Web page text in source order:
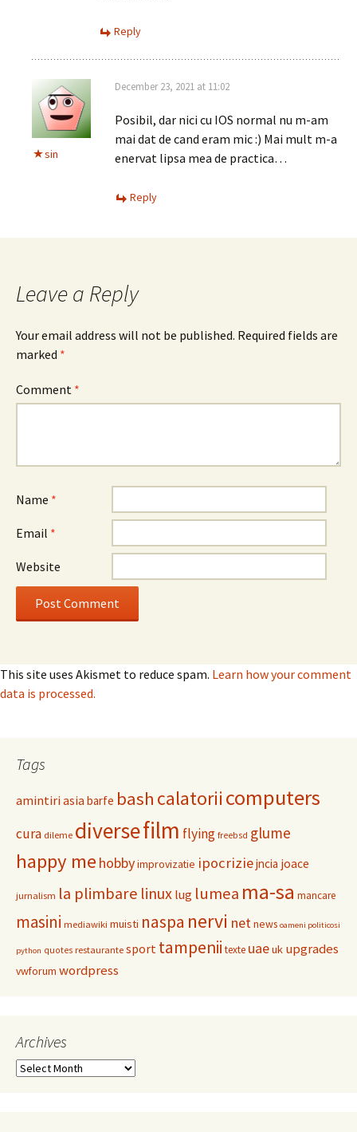
Reply
sin
December 23, 2021 at 11:02
Posibil, dar nici cu IOS normal nu m-am
mai dat de cand eram mic :) Mai mult m-a
enervat lipsa mea de practica…
Reply
Leave a Reply
Your email address will not be published. Required fields are
marked *
Comment *
Name *
Email *
Website
This site uses Akismet to reduce spam. Learn how your comment
data is processed.
Tags
amintiriasia barfe bash calatorii computers
cura dileme diversefilm flying freebsd glume
happy me hobbyimprovizatie ipocriziejncia joace
jurnalism la plimbare linux lug lumea ma-sa mancare
masini mediawiki muisti naspa nervi netnews oameni politicosi
python quotes restaurante sport tampenii texte uaeuk upgrades
vwforum wordpress
Archives
Archives